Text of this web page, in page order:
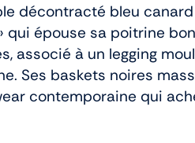
décontracté bleu canard
qui épouse sa poitrine
associé à un legging
Ses baskets noires
contemporaine qui